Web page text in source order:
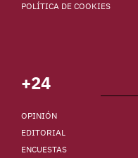
POLÍTICA DE COOKIES
+24
OPINIÓN
EDITORIAL
ENCUESTAS